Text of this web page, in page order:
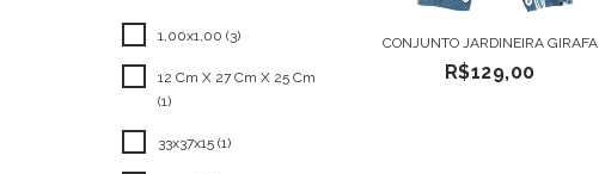
1,00x1,00 (3)
12 Cm X 27 Cm X 25 Cm
(1)
33x37x15 (1)
CONJUNTO JARDINEIRA GIRAFA
R$129,00